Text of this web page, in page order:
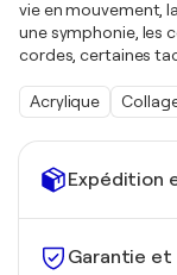
Expédition
Garantie et
vie en mouvement,
une symphonie, les
cordes, certaines
Acrylique